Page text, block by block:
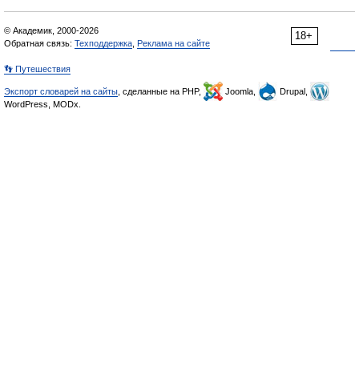
18+
© Академик, 2000-2026
Обратная связь: Техподдержка Реклама на сайте
👣 Путешествия
Экспорт словарей на сайты , сделанные на PHP, Joomla,
Drupal,
WordPress, MODx.